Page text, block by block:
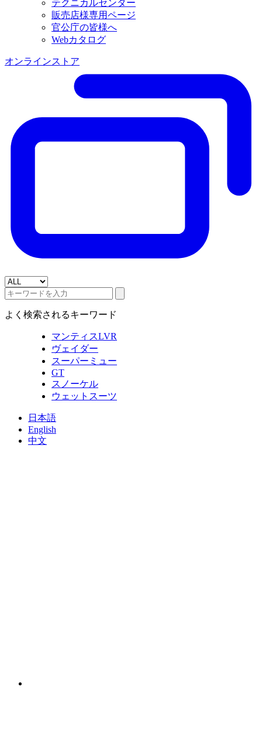
テクニカルセンター
販売店様専用ページ
官公庁の皆様へ
Webカタログ
オンラインストア
よく検索されるキーワード
マンティスLVR
ヴェイダー
スーパーミュー
GT
スノーケル
ウェットスーツ
日本語
English
中文